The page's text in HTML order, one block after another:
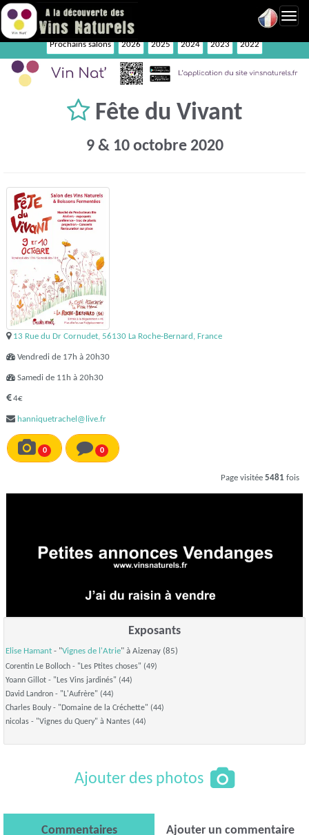
Prochains salons 2026 2025 2024 2023 2022
Fête du Vivant
9 & 10 octobre 2020
13 Rue du Dr Cornudet, 56130 La Roche-Bernard, France
Vendredi de 17h à 20h30
Samedi de 11h à 20h30
4€
hanniquetrachel@live.fr
0 0
Page visitée 5481 fois
Exposants
Elise Hamant - "Vignes de l'Atrie" à Aizenay (85)
Corentin Le Bolloch - "Les Ptites choses" (49)
Yoann Gillot - "Les Vins jardinés" (44)
David Landron - "L'Aufrère" (44)
Charles Bouly - "Domaine de la Créchette" (44)
nicolas - "Vignes du Query" à Nantes (44)
Ajouter des photos
Commentaires Ajouter un commentaire